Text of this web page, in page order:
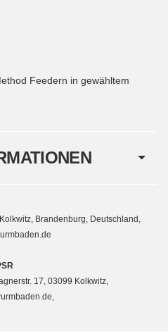
Feedern in gewähltem
Brandenburg, Deutschland,
17, 03099 Kolkwitz,